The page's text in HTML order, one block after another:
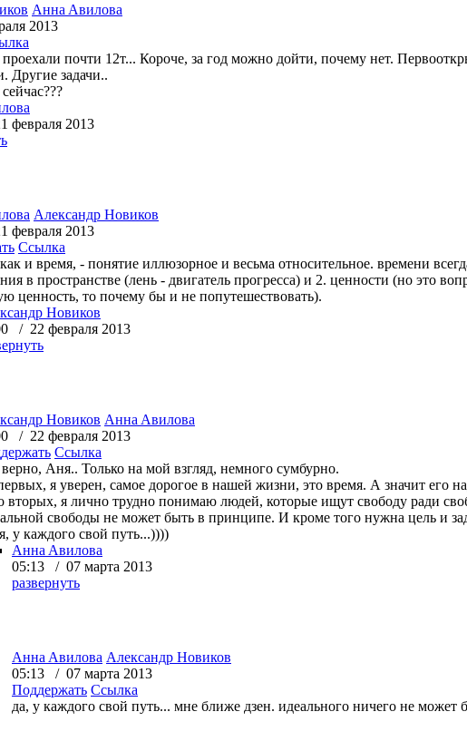
Aннa Aвилова
2013
почти 12т... Короче, за год можно дойти, почему нет.
Другие задачи..
февраля 2013
Александр Новиков
февраля 2013
Ссылка
как и время, - понятие иллюзорное и весьма относительное. времени
в пространстве (лень - двигатель прогресса) и 2. ценности (но это
ценность, то почему бы и не попутешествовать).
Новиков
/ 22 февраля 2013
Новиков Aннa Aвилова
/ 22 февраля 2013
Ссылка
Аня.. Только на мой взгляд, немного сумбурно.
я уверен, самое дорогое в нашей жизни, это время. А значит его
вторых, я лично трудно понимаю людей, которые ищут свободу ради
свободы не может быть в принципе. И кроме того нужна цель и
у каждого свой путь...))))
Aннa Aвилова
05:13 / 07 марта 2013
развернуть
Aннa Aвилова Александр Новиков
05:13 / 07 марта 2013
Поддержать Ссылка
да, у каждого свой путь... мне ближе дзен. идеального ничего не